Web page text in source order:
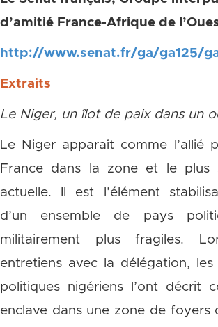
d’amitié France-Afrique de
http://www.senat.fr/ga/ga125/
Extraits
Le Niger, un îlot de paix dans un
Le Niger apparaît comme l’allié
France dans la zone et le plus
actuelle. Il est l’élément
d’un ensemble de pays
militairement plus fragiles.
entretiens avec la délégation, les
politiques nigériens l’ont décrit
enclave dans une zone de foyers